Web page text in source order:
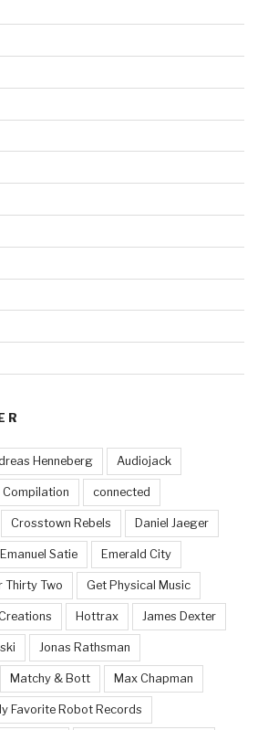
Henneberg Audiojack
Compilation connected
Crosstown Rebels Daniel Jaeger
Emanuel Satie Emerald City
Thirty Two Get Physical Music
Hottrax James Dexter
Jonas Rathsman
Matchy & Bott Max Chapman
Favorite Robot Records